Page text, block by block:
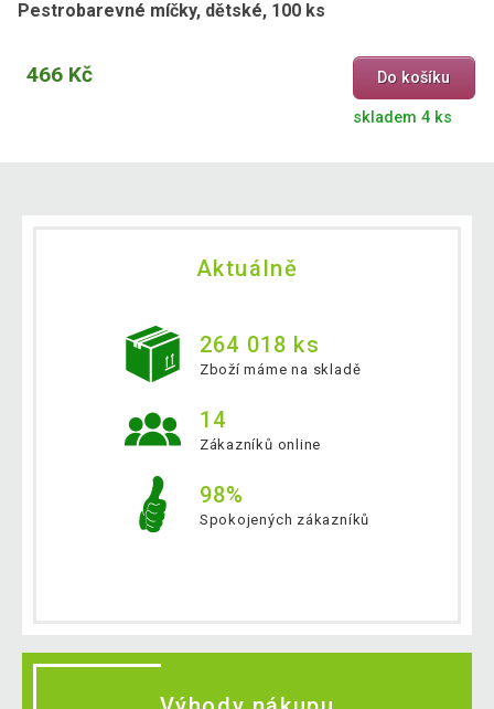
Pestrobarevné míčky, dětské, 100 ks
466 Kč Do košíku
skladem 4 ks
Aktuálně
264 018 ks
Zboží máme na skladě
14
Zákazníků online
98%
Spokojených zákazníků